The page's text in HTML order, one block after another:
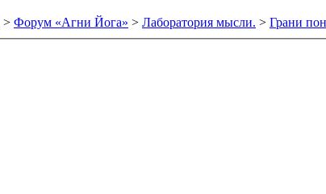
> Форум «Агни Йога» > Лаборатория мысли. > Грани